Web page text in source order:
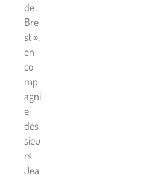
de
Bre
st »,
en
co
mp
agni
e
des
sieu
rs
Jea